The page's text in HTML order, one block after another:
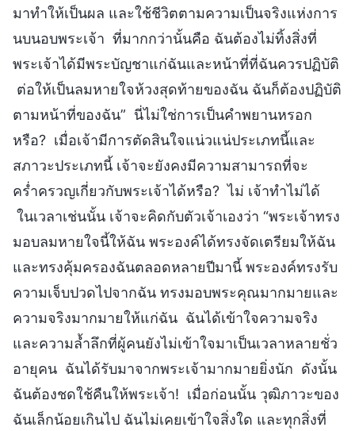
มาทำให้เป็นผล และใช้ชีวิตตามความเป็นจริงแห่งการ
นบนอบพระเจ้า ที่มากกว่านั้นคือ ฉันต้องไม่ทิ้งสิ่งที่
พระเจ้าได้มีพระบัญชาแก่ฉันและหน้าที่ที่ฉันควรปฏิบัติ
ต่อให้เป็นลมหายใจห้วงสุดท้ายของฉัน ฉันก็ต้องปฏิบัติ
ตามหน้าที่ของฉัน” นี่ไม่ใช่การเป็นคำพยานหรอก
หรือ? เมื่อเจ้ามีการตัดสินใจแน่วแน่ประเภทนี้และ
สภาวะประเภทนี้ เจ้าจะยังคงมีความสามารถที่จะ
คร่ำครวญเกี่ยวกับพระเจ้าได้หรือ? ไม่ เจ้าทำไม่ได้
ในเวลาเช่นนั้น เจ้าจะคิดกับตัวเจ้าเองว่า “พระเจ้าทรง
มอบลมหายใจนี้ให้ฉัน พระองค์ได้ทรงจัดเตรียมให้ฉัน
และทรงคุ้มครองฉันตลอดหลายปีมานี้ พระองค์ทรงรับ
ความเจ็บปวดไปจากฉัน ทรงมอบพระคุณมากมายและ
ความจริงมากมายให้แก่ฉัน ฉันได้เข้าใจความจริง
และความล้ำลึกที่ผู้คนยังไม่เข้าใจมาเป็นเวลาหลายชั่ว
อายุคน ฉันได้รับมาจากพระเจ้ามากมายยิ่งนัก ดังนั้น
ฉันต้องชดใช้คืนให้พระเจ้า! เมื่อก่อนนั้น วุฒิภาวะของ
ฉันเล็กน้อยเกินไป ฉันไม่เคยเข้าใจสิ่งใด และทุกสิ่งที่